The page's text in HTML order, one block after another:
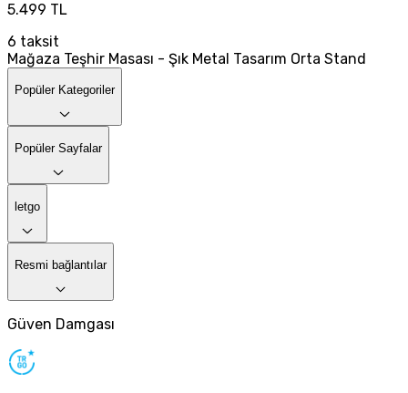
5.499 TL
6 taksit
Mağaza Teşhir Masası - Şık Metal Tasarım Orta Stand
Popüler Kategoriler
Popüler Sayfalar
letgo
Resmi bağlantılar
Güven Damgası